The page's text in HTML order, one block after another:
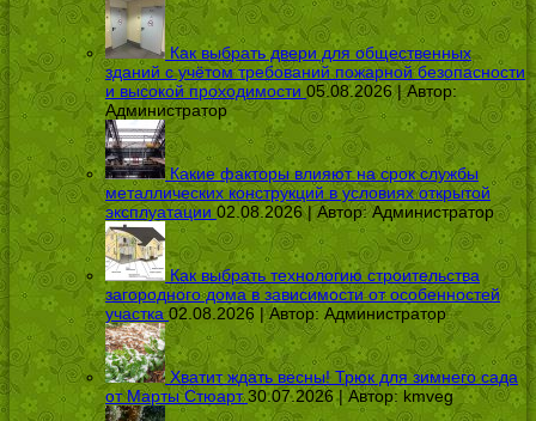
Как выбрать двери для общественных
зданий с учётом требований пожарной безопасности
и высокой проходимости 05.08.2026 | Автор:
Администратор
Какие факторы влияют на срок службы
металлических конструкций в условиях открытой
эксплуатации 02.08.2026 | Автор:Администратор
Как выбрать технологию строительства
загородного дома в зависимости от особенностей
участка 02.08.2026 | Автор: Администратор
Хватит ждать весны! Трюк для зимнего сада
от Марты Стюарт 30.07.2026 | Автор: kmveg